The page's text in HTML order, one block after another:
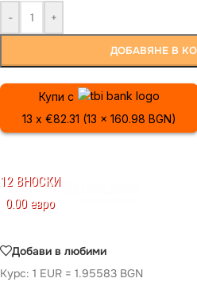
- +
ДОБАВЯНЕ В
Купи с
13 x €82.31 (13 x 160.98 BGN)
12 ВНОСКИ
0.00 евро
Добави в любими
Курс: 1 EUR = 1.95583 BGN